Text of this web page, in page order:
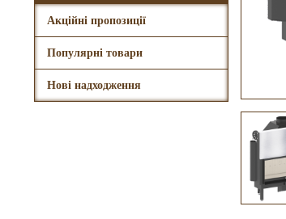
Акційні пропозиції
Популярні товари
Нові надходження